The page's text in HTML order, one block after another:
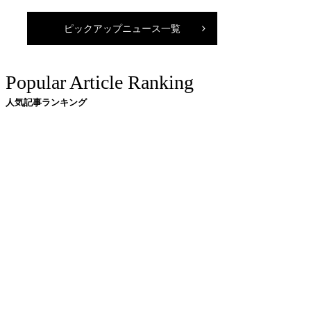
ピックアップニュース一覧
Popular Article Ranking
人気記事ランキング